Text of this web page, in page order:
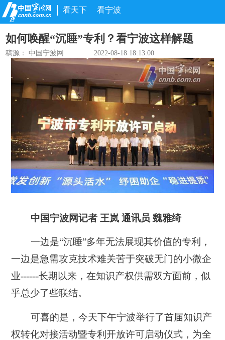
看天下 看宁波
如何唤醒“沉睡”专利？看宁波这样解题
稿源： 中国宁波网 2022-08-18 18:13:00
中国宁波网记者 王岚 通讯员 魏雅绮
一边是“沉睡”多年无法展现其价值的专利，
一边是急需攻克技术难关苦于突破无门的小微企
业------长期以来，在知识产权供需双方面前，似
乎总少了些联结。
可喜的是，今天下午宁波举行了首届知识产
权转化对接活动暨专利开放许可启动仪式，为全